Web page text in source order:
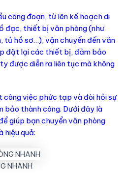
công đoạn, từ lên kế hoạch di
đạc, thiết bị văn phòng (như
tủ hồ sơ…), vận chuyển đến văn
đặt lại các thiết bị, đảm bảo
được diễn ra liên tục mà không
công việc phức tạp và đòi hỏi sự
bảo thành công. Dưới đây là
giúp bạn chuyển văn phòng
hiệu quả:
NHANH